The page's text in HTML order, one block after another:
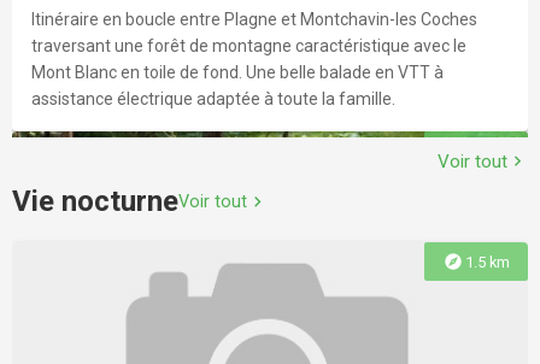
explore1.8 km
Circuit de la Galoche
Jolie balade dans le village de Landry
Itinéraire en boucle entre Plagne et Montchavin-les Coches
traversant une forêt de montagne caractéristique avec le
Mont Blanc en toile de fond. Une belle balade en VTT à
assistance électrique adaptée à toute la famille.
explore
Circuit VTT-E : Les Bauches
Voir tout chevron_right
Vie nocturneVoir tout chevron_right
explore 1.5 km